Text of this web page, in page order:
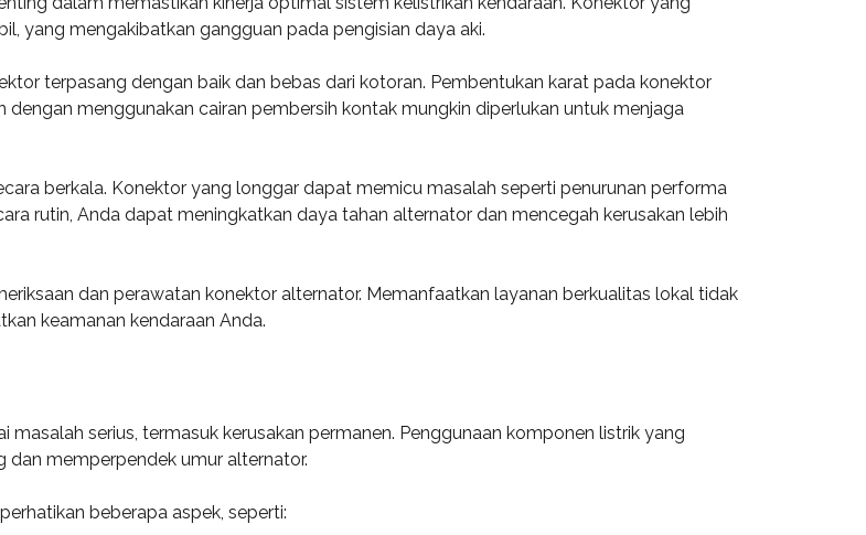
yang mengakibatkan gangguan pada pengisian daya aki.
terpasang dengan baik dan bebas dari kotoran. Pembentukan karat pada konektor
menggunakan cairan pembersih kontak mungkin diperlukan untuk menjaga
berkala. Konektor yang longgar dapat memicu masalah seperti penurunan performa
rutin, Anda dapat meningkatkan daya tahan alternator dan mencegah kerusakan lebih
dan perawatan konektor alternator. Memanfaatkan layanan berkualitas lokal tidak
keamanan kendaraan Anda.
serius, termasuk kerusakan permanen. Penggunaan komponen listrik yang
memperpendek umur alternator.
beberapa aspek, seperti: